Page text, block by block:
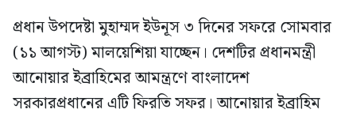
প্রধান উপদেষ্টা মুহাম্মদ ইউনূস ৩ দিনের সফরে সোমবার
(১১ আগস্ট) মালয়েশিয়া যাচ্ছেন। দেশটির প্রধানমন্ত্রী
আনোয়ার ইব্রাহিমের আমন্ত্রণে বাংলাদেশ
সরকারপ্রধানের এটি ফিরতি সফর। আনোয়ার ইব্রাহিম